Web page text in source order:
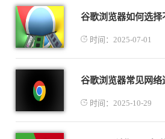
时间：2025-07-01
时间：2025-10-29